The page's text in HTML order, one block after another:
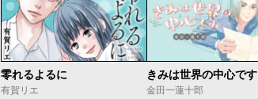
零れるよるに
有賀リエ
きみは世界の中心です
金田一蓮十郎